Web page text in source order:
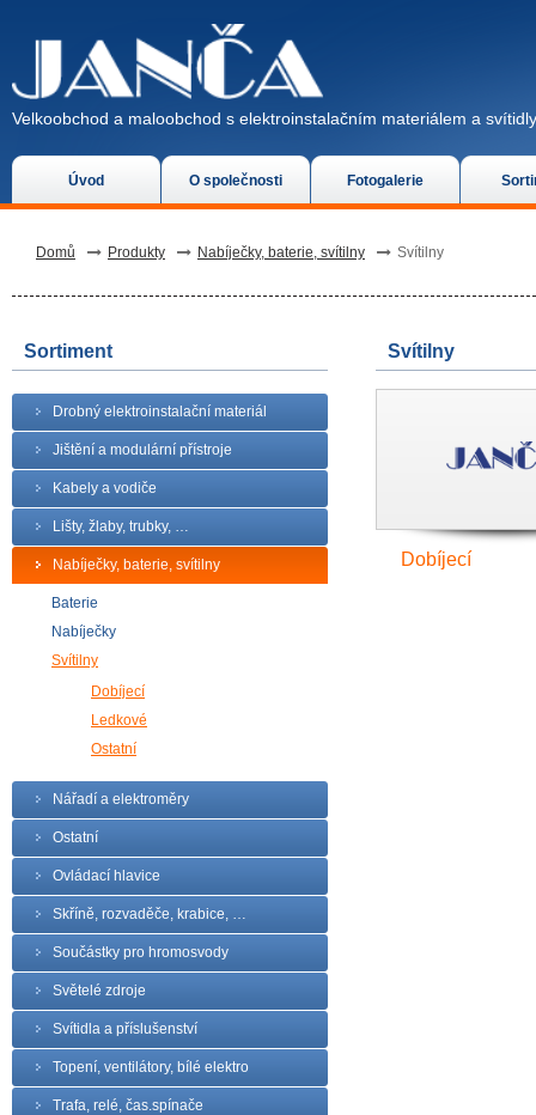
Úvod O společnosti Fotogalerie
Velkoobchod a maloobchod s elektroinstalačním materiálem a
Domů Produkty Nabíječky, baterie, svítilny Svítilny
Sortiment
Drobný elektroinstalační materiál
Jištění a modulární přístroje
Kabely a vodiče
Lišty, žlaby, trubky, …
Nabíječky, baterie, svítilny
Baterie
Nabíječky
Svítilny
Dobíjecí
Ledkové
Ostatní
Nářadí a elektroměry
Ostatní
Ovládací hlavice
Skříně, rozvaděče, krabice, …
Součástky pro hromosvody
Světelé zdroje
Svítidla a příslušenství
Topení, ventilátory, bílé elektro
Trafa, relé, čas.spínače
Svítilny
Dobíjecí